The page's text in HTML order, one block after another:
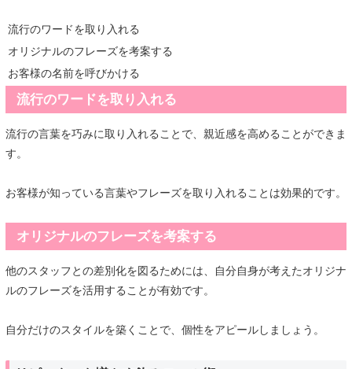
流行のワードを取り入れる
オリジナルのフレーズを考案する
お客様の名前を呼びかける
流行のワードを取り入れる
流行の言葉を巧みに取り入れることで、親近感を高めることができま
す。
お客様が知っている言葉やフレーズを取り入れることは効果的です。
オリジナルのフレーズを考案する
他のスタッフとの差別化を図るためには、自分自身が考えたオリジナ
ルのフレーズを活用することが有効です。
自分だけのスタイルを築くことで、個性をアピールしましょう。